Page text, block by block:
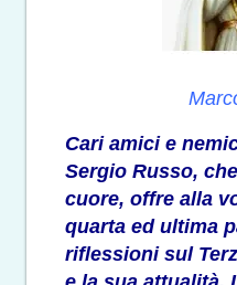
Cari amici e
Sergio Russo,
cuore, offre alla
quarta ed ultima
riflessioni sul